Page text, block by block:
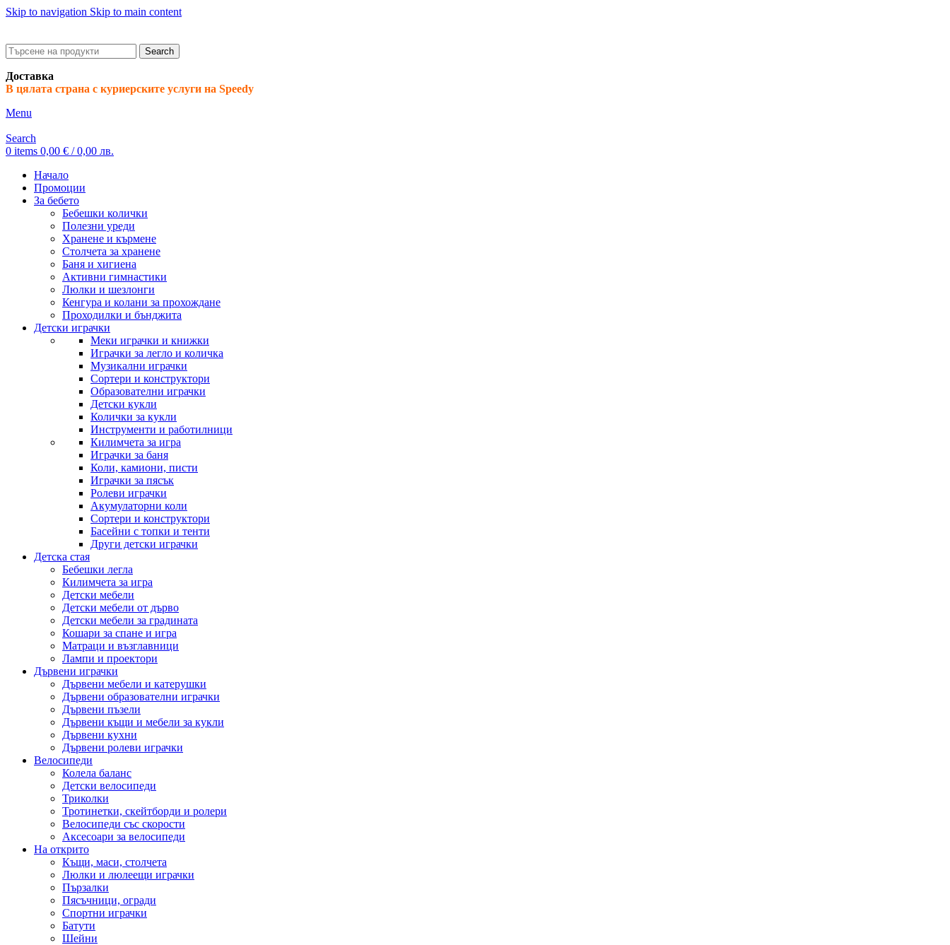
Skip to navigation Skip to main content
Search
Доставка
В цялата страна с куриерските услуги на Speedy
Menu
Search
0 items 0,00 € / 0,00 лв.
Начало
Промоции
За бебето
Бебешки колички
Полезни уреди
Хранене и кърмене
Столчета за хранене
Баня и хигиена
Активни гимнастики
Люлки и шезлонги
Кенгура и колани за прохождане
Проходилки и бънджита
Детски играчки
Меки играчки и книжки
Играчки за легло и количка
Музикални играчки
Сортери и конструктори
Образователни играчки
Детски кукли
Колички за кукли
Инструменти и работилници
Килимчета за игра
Играчки за баня
Коли, камиони, писти
Играчки за пясък
Ролеви играчки
Акумулаторни коли
Сортери и конструктори
Басейни с топки и тенти
Други детски играчки
Детска стая
Бебешки легла
Килимчета за игра
Детски мебели
Детски мебели от дърво
Детски мебели за градината
Кошари за спане и игра
Матраци и възглавници
Лампи и проектори
Дървени играчки
Дървени мебели и катерушки
Дървени образователни играчки
Дървени пъзели
Дървени къщи и мебели за кукли
Дървени кухни
Дървени ролеви играчки
Велосипеди
Колела баланс
Детски велосипеди
Триколки
Тротинетки, скейтборди и ролери
Велосипеди със скорости
Аксесоари за велосипеди
На открито
Къщи, маси, столчета
Люлки и люлеещи играчки
Пързалки
Пясъчници, огради
Спортни играчки
Батути
Шейни